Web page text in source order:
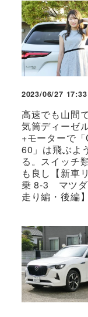
2023/06/27 17:33
高速でも山間
気筒ディーゼ
+モーターで
60」は飛ぶよ
る。スイッチ
も良し【新車
乗 8-3 マツ
走り編・後編】